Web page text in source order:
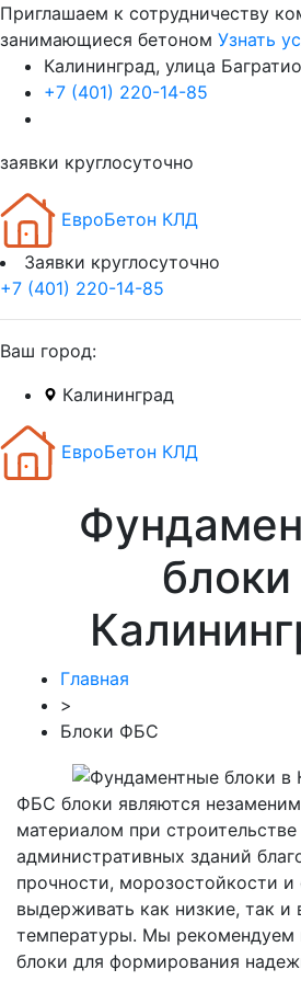
Приглашаем к сотрудничеству
занимающиеся бетоном Узнать
Калининград, улица
+7 (401) 220-14-85
заявки круглосуточно
ЕвроБетон КЛД
Заявки круглосуточно
+7 (401) 220-14-85
Ваш город:
Калининград
ЕвроБетон КЛД
блоки
Главная
>
Блоки ФБС
ФБС блоки являются
материалом при
административных зданий
прочности, морозостойкости и
выдерживать как низкие, так и
температуры. Мы рекомендуем
блоки для формирования